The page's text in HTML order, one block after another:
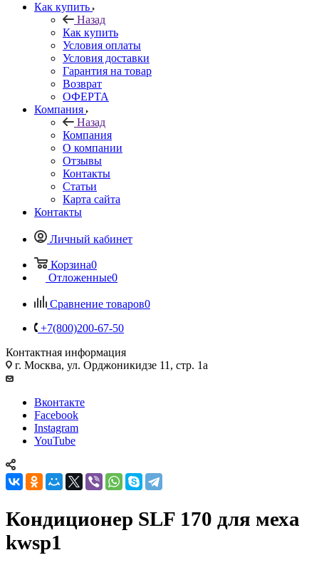
Как купить
Назад
Как купить
Условия оплаты
Условия доставки
Гарантия на товар
Возврат
ОФЕРТА
Компания
Назад
Компания
О компании
Отзывы
Контакты
Статьи
Карта сайта
Контакты
Личный кабинет
Корзина0
Отложенные0
Сравнение товаров0
+7(800)200-67-50
Контактная информация
г. Москва, ул. Орджоникидзе 11, стр. 1а
Вконтакте
Facebook
Instagram
YouTube
Кондиционер SLF 170 для меха
kwsp1